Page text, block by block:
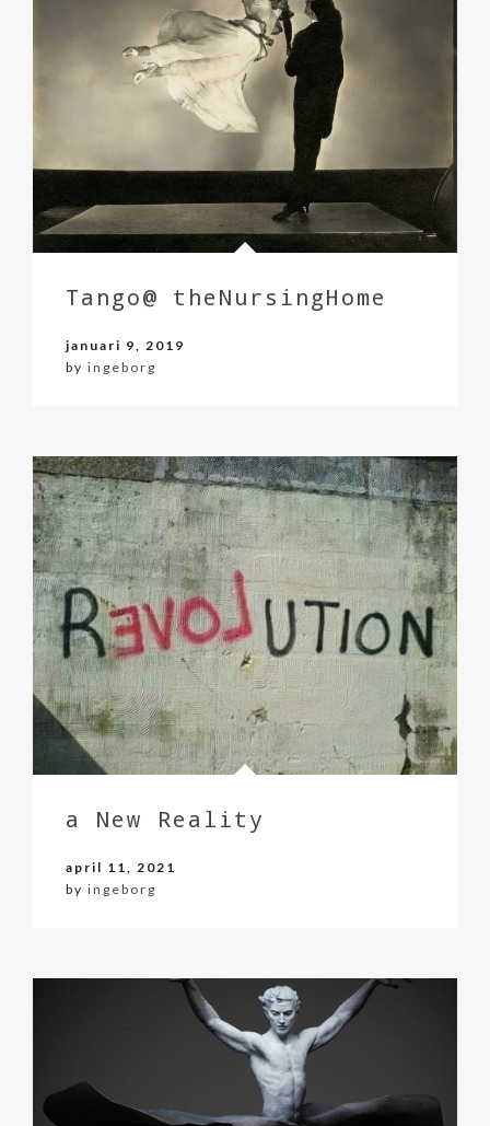
Tango@ theNursingHome
januari 9, 2019
by ingeborg
a New Reality
april 11, 2021
by ingeborg